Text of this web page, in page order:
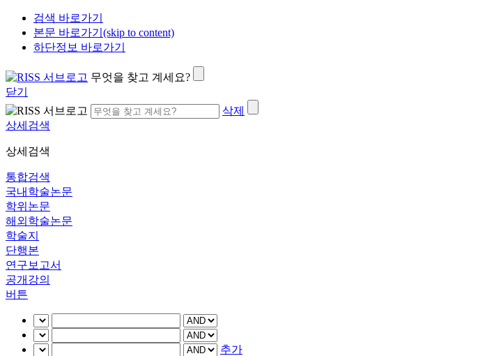
검색 바로가기
본문 바로가기(skip to content)
하단정보 바로가기
무엇을 찾고 계세요?
닫기
삭제
상세검색
상세검색
통합검색
국내학술논문
학위논문
해외학술논문
학술지
단행본
연구보고서
공개강의
버튼
추가